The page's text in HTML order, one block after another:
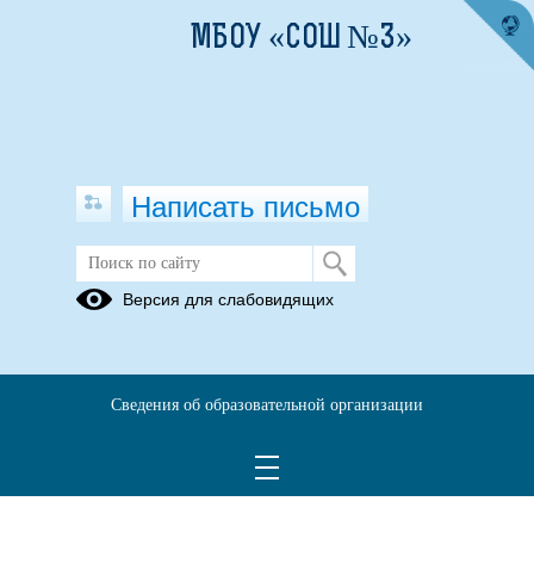
МБОУ «СОШ №3»
Написать письмо
Версия для слабовидящих
Сведения об образовательной организации